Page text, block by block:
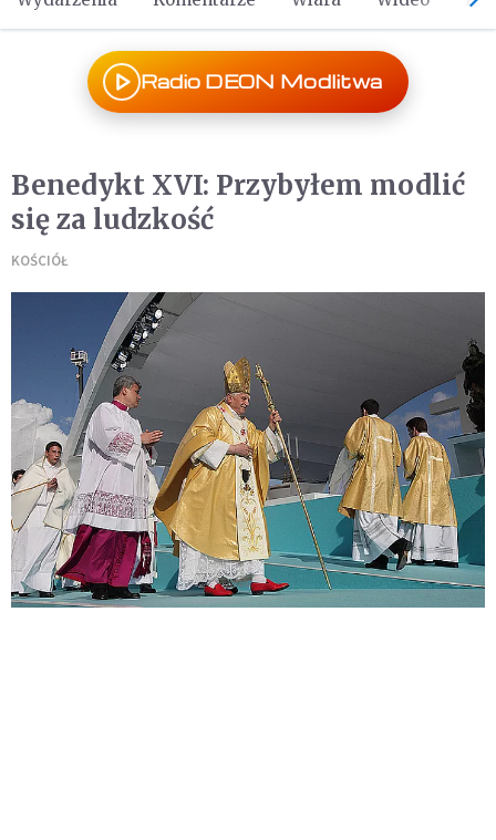
Radio DEON Modlitwa
Benedykt XVI: Przybyłem modlić
się za ludzkość
KOŚCIÓŁ